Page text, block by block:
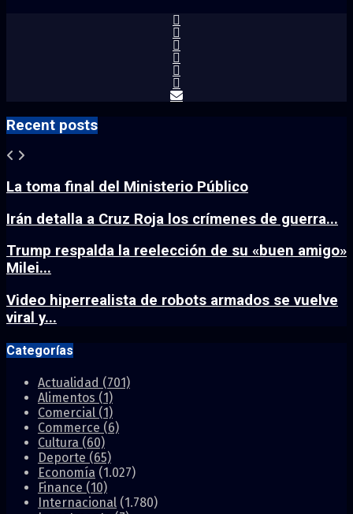
Recent posts
La toma final del Ministerio Público
Irán detalla a Cruz Roja los crímenes de guerra...
Trump respalda la reelección de su «buen amigo»
Milei...
Video hiperrealista de robots armados se vuelve
viral y...
Categorías
Actualidad (701)
Alimentos (1)
Comercial (1)
Commerce (6)
Cultura (60)
Deporte (65)
Economía (1.027)
Finance (10)
Internacional (1.780)